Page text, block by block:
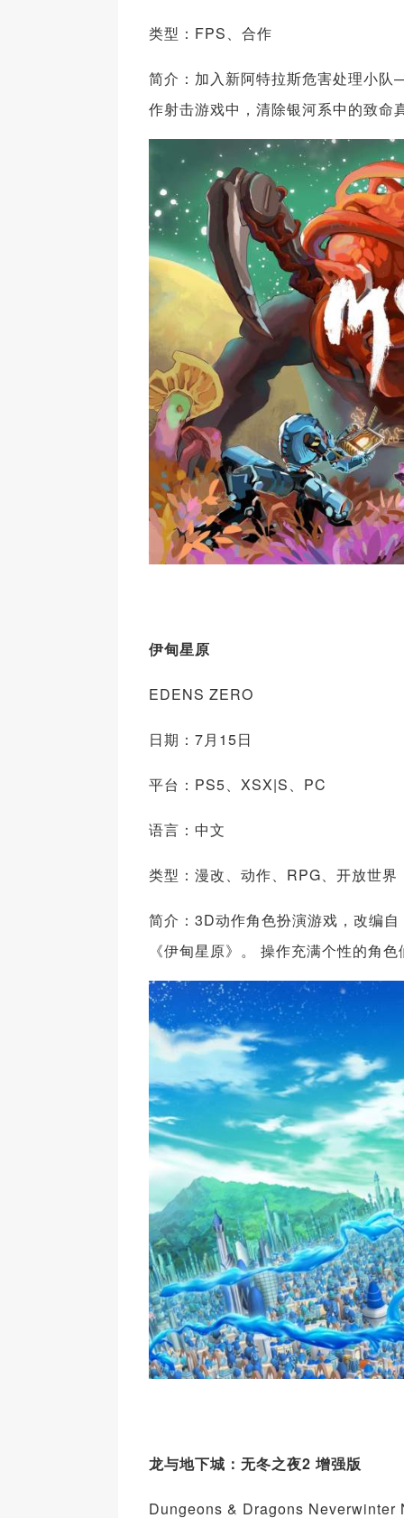
类型：FPS、合作
简介：加入新阿特拉斯危害处理小
作射击游戏中，清除银河系中的致命
伊甸星原
EDENS ZERO
日期：7月15日
平台：PS5、XSX|S、PC
语言：中文
类型：漫改、动作、RPG、开放世界
简介：3D动作角色扮演游戏，改编
《伊甸星原》。 操作充满个性的角
龙与地下城：无冬之夜2 增强版
Dungeons & Dragons